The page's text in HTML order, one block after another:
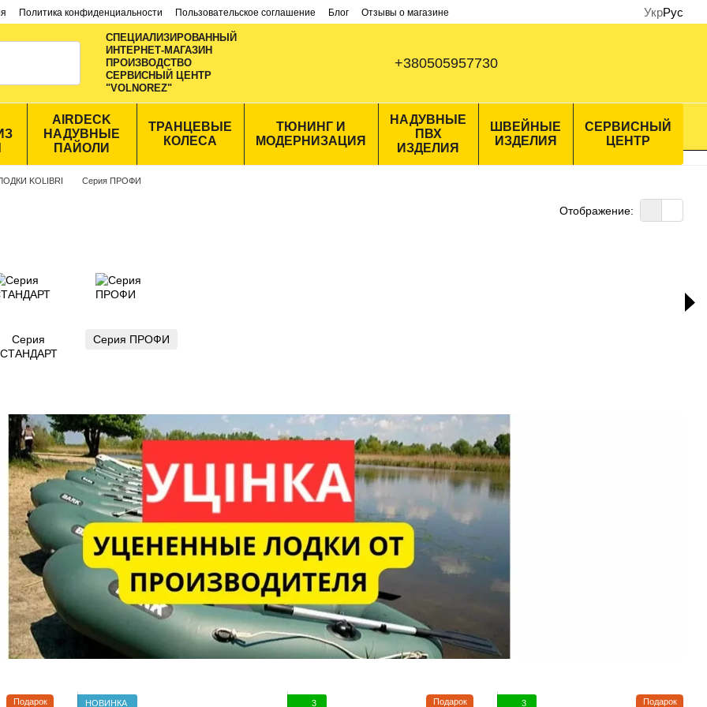
Политика конфиденциальности Пользовательское соглашение Блог Отзывы о магазине УкрРус
СПЕЦИАЛИЗИРОВАННЫЙ
ИНТЕРНЕТ-МАГАЗИН
ПРОИЗВОДСТВО
CЕРВИСНЫЙ ЦЕНТР
"VOLNOREZ"
+380505957730
AIRDECK
НАДУВНЫЕ
ПАЙОЛИ
ТРАНЦЕВЫЕ
КОЛЕСА
ТЮНИНГ И
МОДЕРНИЗАЦИЯ
НАДУВНЫЕ
ПВХ
ИЗДЕЛИЯ
ШВЕЙНЫЕ
ИЗДЕЛИЯ
СЕРВИСНЫЙ
ЦЕНТР
KOLIBRI Серия ПРОФИ
Отображение:
Серия
СТАНДАРТ
Серия ПРОФИ
Подарок
НОВИНКА
Подарок
3
Подарок
3